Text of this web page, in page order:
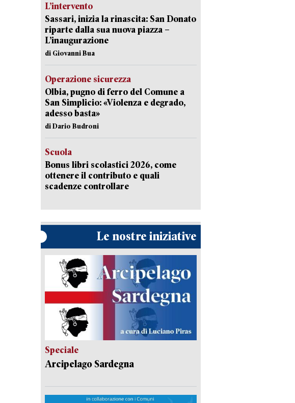
L’intervento
Sassari, inizia la rinascita: San Donato
riparte dalla sua nuova piazza –
L’inaugurazione
di Giovanni Bua
Operazione sicurezza
Olbia, pugno di ferro del Comune a
San Simplicio: «Violenza e degrado,
adesso basta»
di Dario Budroni
Scuola
Bonus libri scolastici 2026, come
ottenere il contributo e quali
scadenze controllare
Le nostre iniziative
Speciale
Arcipelago Sardegna